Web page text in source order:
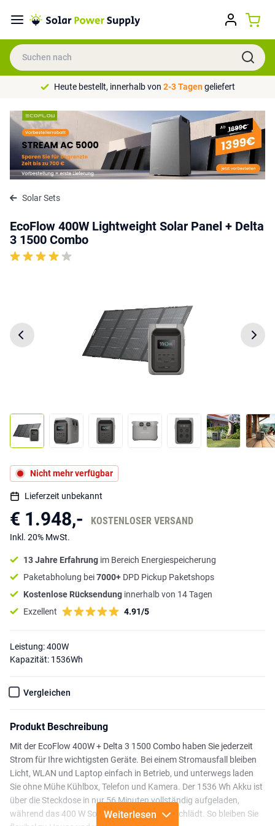
Heute bestellt, innerhalb von 2-3 Tagengeliefert
Solar Sets
EcoFlow 400W Lightweight Solar Panel + Delta
3 1500 Combo
Nicht mehr verfügbar
Lieferzeit unbekannt
€ 1.948,- KOSTENLOSER VERSAND
Inkl. 20% MwSt.
13 Jahre Erfahrung im Bereich Energiespeicherung
Paketabholung bei7000+ DPD Pickup Paketshops
Kostenlose Rücksendung innerhalb von 14 Tagen
Exzellent
4.91/5
Leistung: 400W
Kapazität: 1536Wh
Vergleichen
Produkt Beschreibung
Mit der EcoFlow 400W + Delta 3 1500 Combo haben Sie jederzeit
Strom für Ihre wichtigsten Geräte. Bei einem Stromausfall bleiben
Licht, WLAN und Laptop einfach in Betrieb, und unterwegs laden
Sie ohne Mühe Kühlbox, Telefon und Kamera. Der 1536 Wh Akku ist
über die Steckdose in nur 56 Minuten vollständig aufgeladen,
während das 400 W Solarmodul tagsüber nachlädt. So bleiben Sie
Weiterlesen